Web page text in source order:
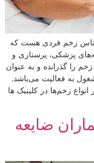
زخم فردی هست که
پزشکی، پرستاری و
را گذرانده و به عنوان
به فعالیت می‌باشد.
زخم‌ها در کلینیک ها
ضایعه